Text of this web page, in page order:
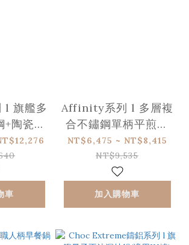
旗艦多
+陶瓷不
爐適用
車
Affinity系列 l 多層複
合不鏽鋼單柄平煎鍋
✩ 2026 新升級
NT$6,475 ~ NT$8,415
NT$9,535
加入購物車